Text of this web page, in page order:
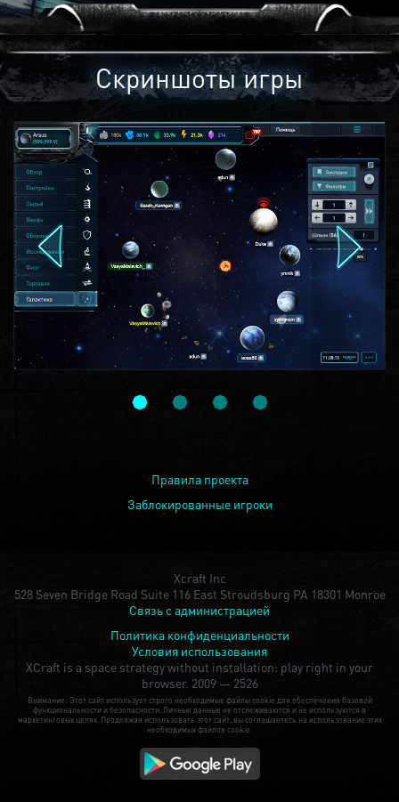
Скриншоты игры
Правила проекта
Заблокированные игроки
Xcraft Inc
528 Seven Bridge Road Suite 116 East Stroudsburg PA 18301 Monroe
Связь с администрацией
Политика конфиденциальности
Условия использования
XCraft is a space strategy without installation: play right in your
browser. 2009 — 2526
Внимание: Этот сайт использует строго необходимые файлы cookie для обеспечения базовой
функциональности и безопасности. Личные данные не отслеживаются и не используются в
маркетинговых целях. Продолжая использовать этот сайт, вы соглашаетесь на использование этих
необходимых файлов cookie.